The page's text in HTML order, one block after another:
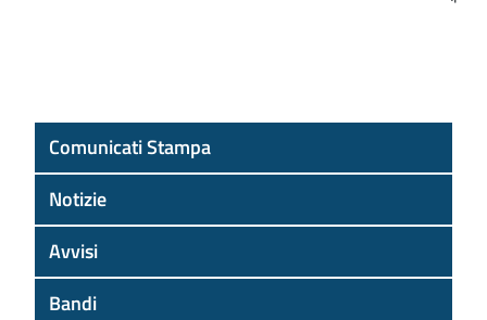
Comunicati Stampa
Notizie
Avvisi
Bandi